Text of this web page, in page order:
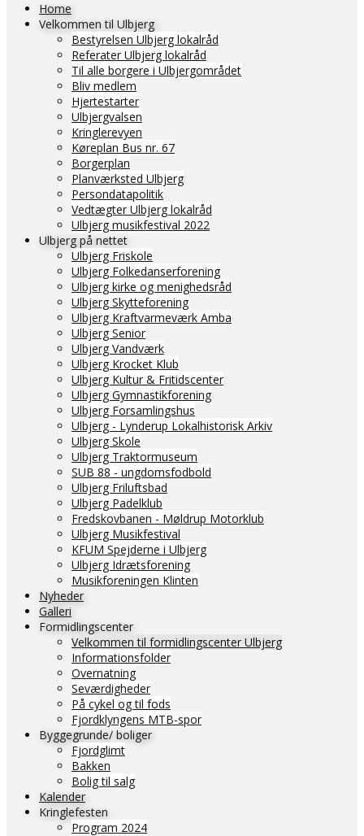
Home
Velkommen til Ulbjerg
Bestyrelsen Ulbjerg lokalråd
Referater Ulbjerg lokalråd
Til alle borgere i Ulbjergområdet
Bliv medlem
Hjertestarter
Ulbjergvalsen
Kringlerevyen
Køreplan Bus nr. 67
Borgerplan
Planværksted Ulbjerg
Persondatapolitik
Vedtægter Ulbjerg lokalråd
Ulbjerg musikfestival 2022
Ulbjerg på nettet
Ulbjerg Friskole
Ulbjerg Folkedanserforening
Ulbjerg kirke og menighedsråd
Ulbjerg Skytteforening
Ulbjerg Kraftvarmeværk Amba
Ulbjerg Senior
Ulbjerg Vandværk
Ulbjerg Krocket Klub
Ulbjerg Kultur & Fritidscenter
Ulbjerg Gymnastikforening
Ulbjerg Forsamlingshus
Ulbjerg - Lynderup Lokalhistorisk Arkiv
Ulbjerg Skole
Ulbjerg Traktormuseum
SUB 88 - ungdomsfodbold
Ulbjerg Friluftsbad
Ulbjerg Padelklub
Fredskovbanen - Møldrup Motorklub
Ulbjerg Musikfestival
KFUM Spejderne i Ulbjerg
Ulbjerg Idrætsforening
Musikforeningen Klinten
Nyheder
Galleri
Formidlingscenter
Velkommen til formidlingscenter Ulbjerg
Informationsfolder
Overnatning
Seværdigheder
På cykel og til fods
Fjordklyngens MTB-spor
Byggegrunde/ boliger
Fjordglimt
Bakken
Bolig til salg
Kalender
Kringlefesten
Program 2024